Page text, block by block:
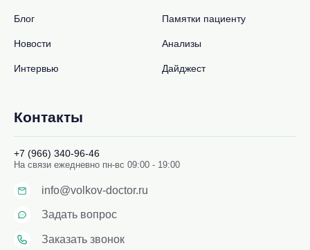
Блог
Новости
Интервью
Памятки пациенту
Анализы
Дайджест
Контакты
+7 (966) 340-96-46
На связи ежедневно пн-вс 09:00 - 19:00
info@volkov-doctor.ru
Задать вопрос
Заказать звонок